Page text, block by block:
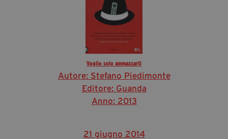
Voglio solo ammazzarti
Autore: Stefano Piedimonte
Editore: Guanda
Anno: 2013
21 giugno 2014